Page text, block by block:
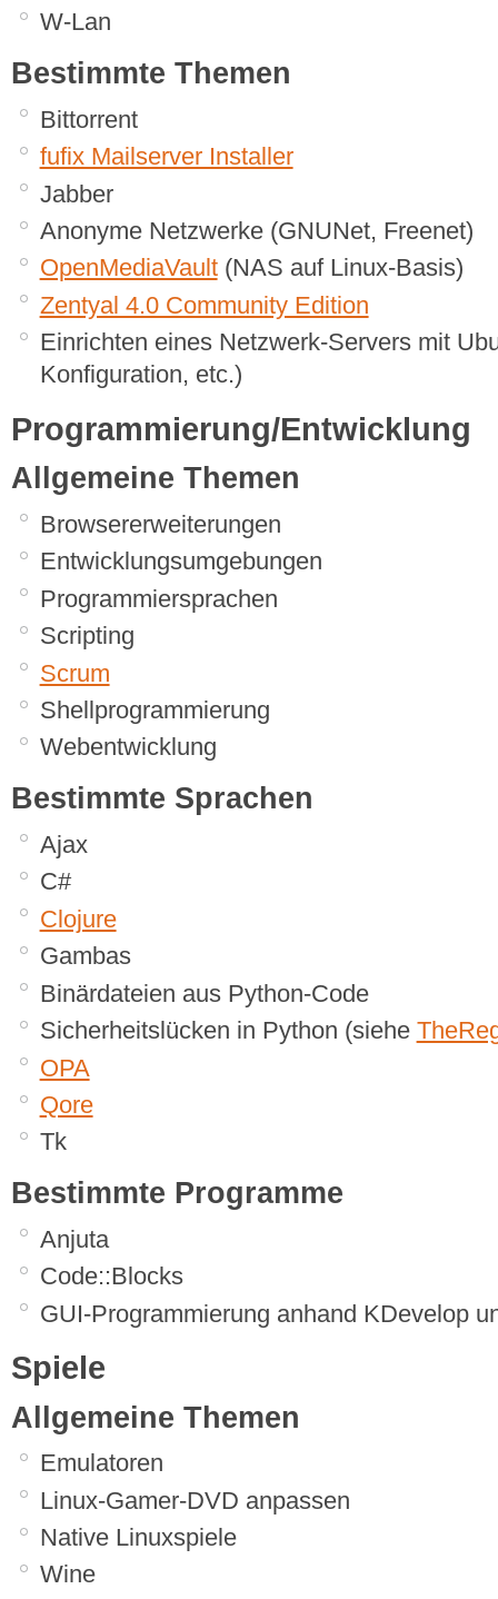
W-Lan
Bestimmte Themen
Bittorrent
fufix Mailserver Installer
Jabber
Anonyme Netzwerke (GNUNet, Freenet)
OpenMediaVault(NAS auf Linux-Basis)
Zentyal 4.0 Community Edition
Einrichten eines Netzwerk-Servers mit
Konfiguration, etc.)
Programmierung/Entwicklung
Allgemeine Themen
Browsererweiterungen
Entwicklungsumgebungen
Programmiersprachen
Scripting
Scrum
Shellprogrammierung
Webentwicklung
Bestimmte Sprachen
Ajax
C#
Clojure
Gambas
Binärdateien aus Python-Code
Sicherheitslücken in Python (siehe
OPA
Qore
Tk
Bestimmte Programme
Anjuta
Code::Blocks
GUI-Programmierung anhand KDevelop
Spiele
Allgemeine Themen
Emulatoren
Linux-Gamer-DVD anpassen
Native Linuxspiele
Wine